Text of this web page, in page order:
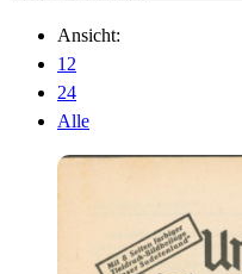
Ansicht:
12
24
Alle